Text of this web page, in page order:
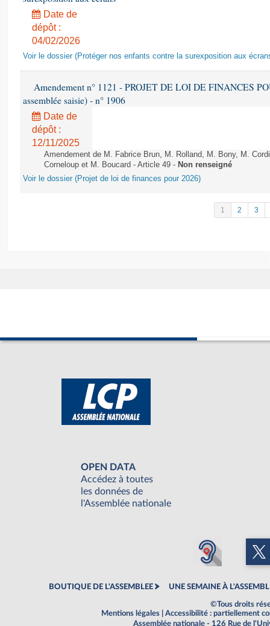
Date de
dépôt :
04/02/2026
Voir le dossier (Protéger nos enfants contre la surexposition aux
Amendement n° 1121 - PROJET DE LOI DE FINANCES
assemblée saisie) - n° 1906
Date de
dépôt :
12/11/2025
Amendement de M. Fabrice Brun, M. Rolland, M. Bony, M.
Corneloup et M. Boucard - Article 49 - Non renseigné
Voir le dossier (Projet de loi de finances pour 2026)
1 2 3
OPEN DATA
Accédez à toutes
les données de
l'Assemblée nationale
BOUTIQUE DE L'ASSEMBLEE UNE SEMAINE À
©Tous droits
Mentions légales
Accessibilité : partiellement
Assemblée nationale - 126 Rue de